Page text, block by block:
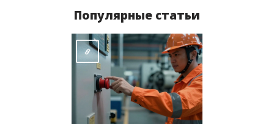
Популярные статьи